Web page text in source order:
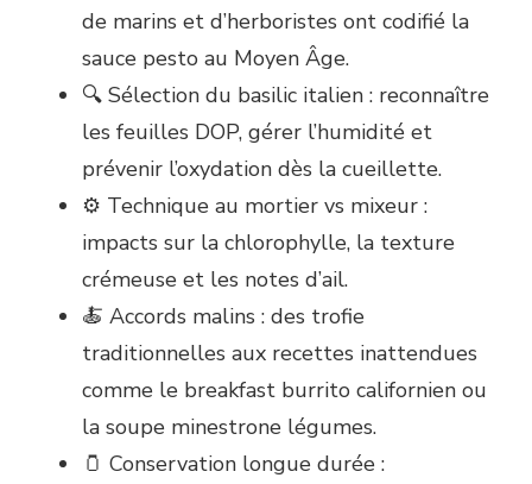
de marins et d’herboristes ont codifié la
sauce pesto au Moyen Âge.
🔍 Sélection du basilic italien : reconnaître
les feuilles DOP, gérer l’humidité et
prévenir l’oxydation dès la cueillette.
⚙️ Technique au mortier vs mixeur :
impacts sur la chlorophylle, la texture
crémeuse et les notes d’ail.
🍝 Accords malins : des trofie
traditionnelles aux recettes inattendues
comme le breakfast burrito californien ou
la soupe minestrone légumes.
🫙 Conservation longue durée :